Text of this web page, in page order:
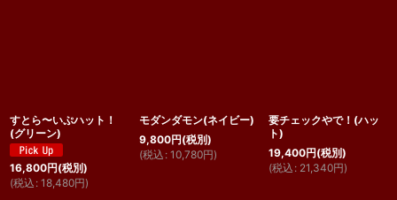
すとら〜いぷハット！
(グリーン)
16,800円(税別)
(税込 : 18,480円)
モダンダモン(ネイビー)
9,800円(税別)
(税込 : 10,780円)
要チェックやで！(ハッ
ト)
19,400円(税別)
(税込 : 21,340円)